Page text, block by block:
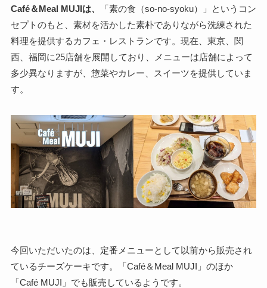
Café＆Meal MUJIは、
「素の食（so-no-syoku）」というコン
セプトのもと、素材を活かした素朴でありながら洗練された
料理を提供するカフェ・レストランです。現在、東京、関
西、福岡に25店舗を展開しており、メニューは店舗によって
多少異なりますが、惣菜やカレー、スイーツを提供していま
す。
今回いただいたのは、定番メニューとして以前から販売され
ているチーズケーキです。「Café＆Meal MUJI」のほか
「Café MUJI」でも販売しているようです。